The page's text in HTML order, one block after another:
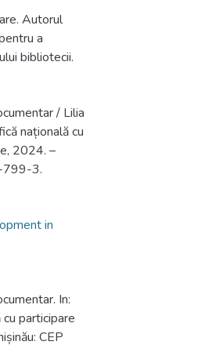
Autorul
a
bibliotecii.
/ Lilia
națională cu
2024. –
799-3.
in
In:
participare
CEP